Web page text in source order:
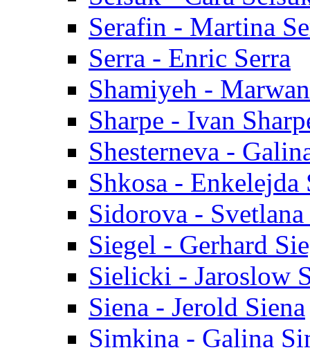
Serafin - Martina
Serra - Enric Serra
Shamiyeh -
Sharpe - Ivan
Shesterneva -
Shkosa - Enkelejda
Sidorova -
Siegel - Gerhard
Sielicki - Jaroslow
Siena - Jerold Siena
Simkina - Galina